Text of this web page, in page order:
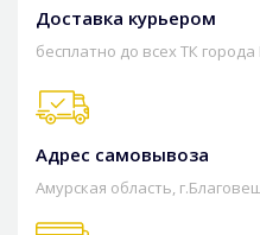
Доставка курьером
бесплатно до всех ТК
Адрес самовывоза
Амурская область,